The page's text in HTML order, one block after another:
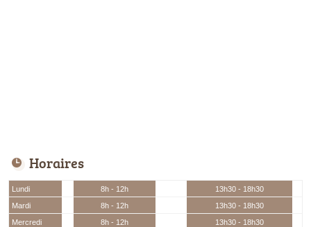
Horaires
Lundi 8h - 12h
13h30 - 18h30
Mardi
8h - 12h
13h30 - 18h30
Mercredi
8h - 12h
13h30 - 18h30